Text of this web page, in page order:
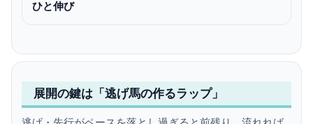
ひと伸び
展開の鍵は「逃げ馬の作るラップ」